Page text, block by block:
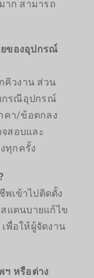
าก สามารถ
ยของอุปกรณ์
คิวงาน ส่วน
กรณีอุปกรณ์
คา/ข้อตกลง
สอบและ
ทุกครั้ง
เข้าไปติดตั้ง
แตนบายแก้ไข
พื่อให้ผู้จัดงาน
ฯ หรือต่าง